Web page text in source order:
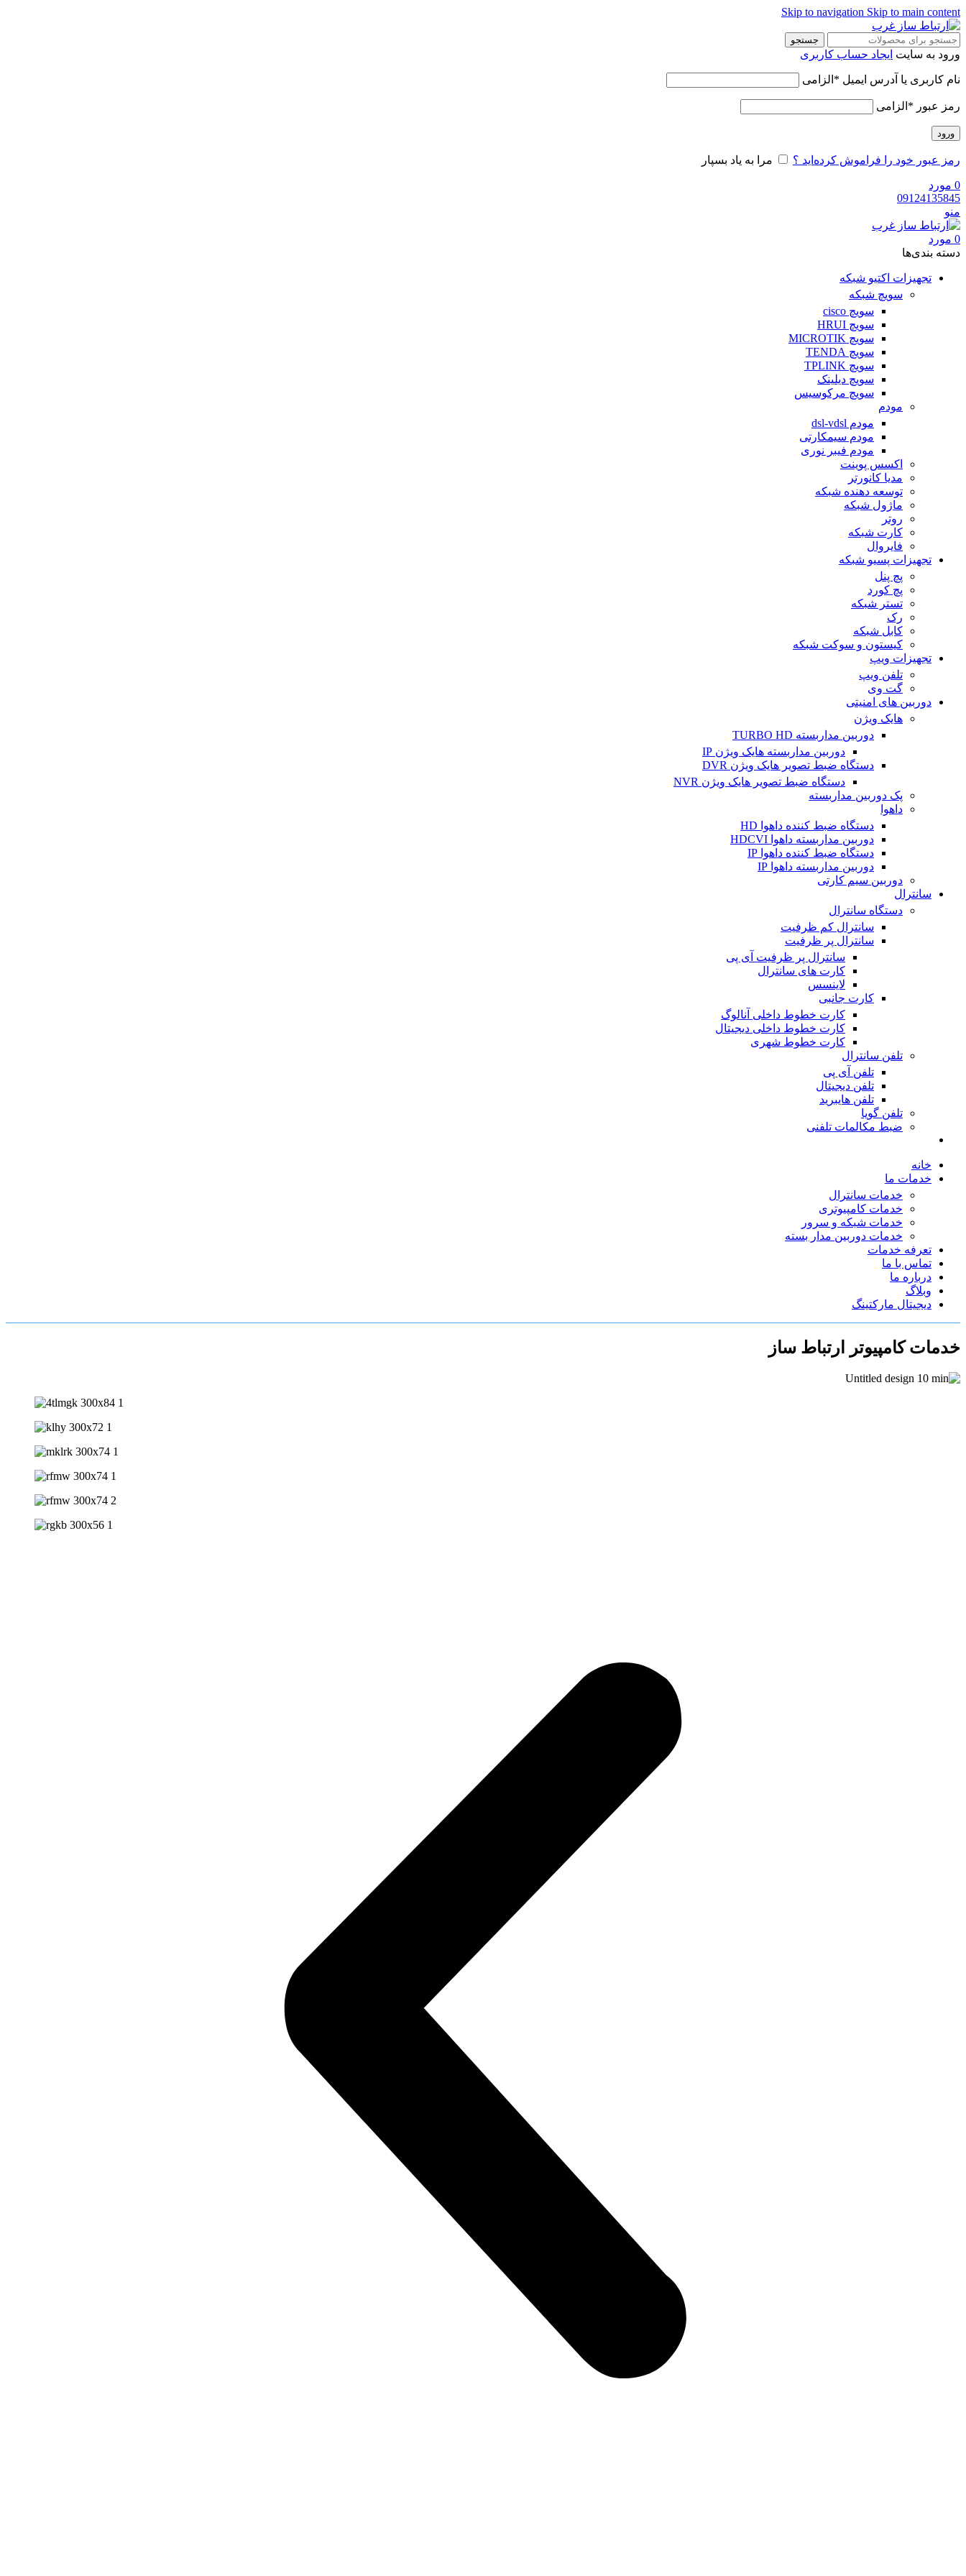
Skip to navigation Skip to main content
جستجو
ورود به سایت ایجاد حساب کاربری
نام کاربری یا آدرس ایمیل * الزامی
رمز عبور * الزامی
ورود
رمز عبور خود را فراموش کرده‌اید ؟ مرا به یاد بسپار
0 مورد
09124135845
منو
0 مورد
دسته‌ بندی‌ها
تجهیزات اکتیو شبکه
سویچ شبکه
سویچ cisco
سویچ HRUI
سویچ MICROTIK
سویچ TENDA
سویچ TPLINK
سویچ دیلینک
سویچ مرکوسیس
مودم
مودم dsl-vdsl
مودم سیمکارتی
مودم فیبر نوری
اکسس پوینت
مدیا کانورتر
توسعه دهنده شبکه
ماژول شبکه
روتر
کارت شبکه
فایروال
تجهیزات پسیو شبکه
پچ پنل
پچ کورد
تستر شبکه
رک
کابل شبکه
کیستون و سوکت شبکه
تجهیزات ویپ
تلفن ویپ
گت وی
دوربین های امنیتی
هایک ویژن
دوربین مداربسته TURBO HD
دوربین مداربسته هایک ویژن IP
دستگاه ضبط تصویر هایک ویژن DVR
دستگاه ضبط تصویر هایک ویژن NVR
پک دوربین مداربسته
داهوا
دستگاه ضبط کننده داهوا HD
دوربین مداربسته داهوا HDCVI
دستگاه ضبط کننده داهوا IP
دوربین مداربسته داهوا IP
دوربین سیم کارتی
سانترال
دستگاه سانترال
سانترال کم ظرفیت
سانترال پر ظرفیت
سانترال پر ظرفیت آی پی
کارت های سانترال
لاینسس
کارت جانبی
کارت خطوط داخلی آنالوگ
کارت خطوط داخلی دیجیتال
کارت خطوط شهری
تلفن سانترال
تلفن آی پی
تلفن دیجیتال
تلفن هایبرید
تلفن گویا
ضبط مکالمات تلفنی
خانه
خدمات ما
خدمات سانترال
خدمات کامپیوتری
خدمات شبکه و سرور
خدمات دوربین مدار بسته
تعرفه خدمات
تماس با ما
درباره ما
وبلاگ
دیجیتال مارکتینگ
خدمات کامپیوتر ارتباط ساز